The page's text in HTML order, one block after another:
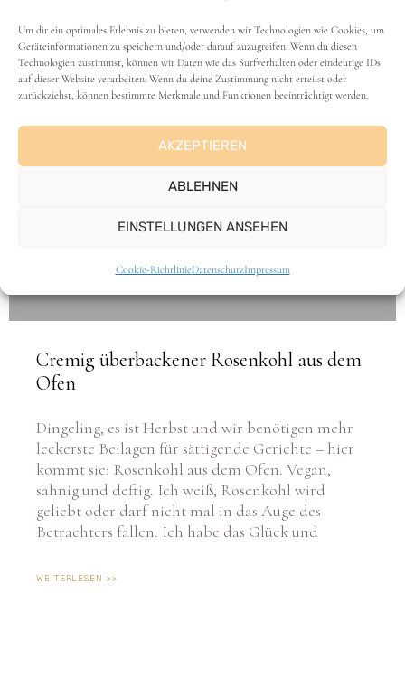
Um dir ein optimales Erlebnis zu bieten, verwenden wir Technologien wie Cookies, um
Geräteinformationen zu speichern und/oder darauf zuzugreifen. Wenn du diesen
Technologien zustimmst, können wir Daten wie das Surfverhalten oder eindeutige IDs
auf dieser Website verarbeiten. Wenn du deine Zustimmung nicht erteilst oder
zurückziehst, können bestimmte Merkmale und Funktionen beeinträchtigt werden.
AKZEPTIEREN
ABLEHNEN
EINSTELLUNGEN ANSEHEN
Cookie-RichtlinieDatenschutzImpressum
Cremig überbackener Rosenkohl aus dem
Ofen
Dingeling, es ist Herbst und wir benötigen mehr
leckerste Beilagen für sättigende Gerichte – hier
kommt sie: Rosenkohl aus dem Ofen. Vegan,
sahnig und deftig. Ich weiß, Rosenkohl wird
geliebt oder darf nicht mal in das Auge des
Betrachters fallen. Ich habe das Glück und
WEITERLESEN >>